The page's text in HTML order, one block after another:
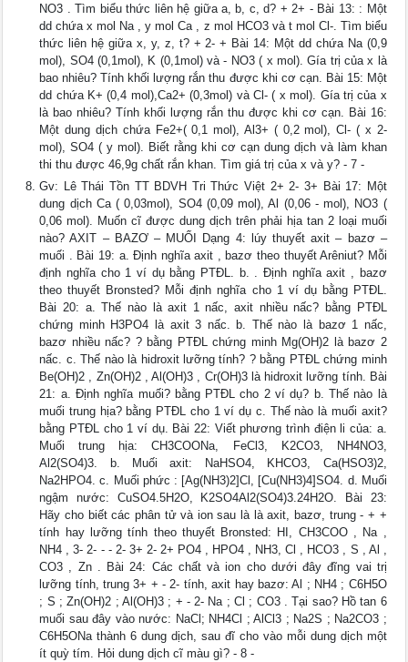
NO3 . Tìm biểu thức liên hệ giữa a, b, c, d? + 2+ - Bài 13: : Một
dd chứa x mol Na , y mol Ca , z mol HCO3 và t mol Cl-. Tìm biểu
thức liên hệ giữa x, y, z, t? + 2- + Bài 14: Một dd chứa Na (0,9
mol), SO4 (0,1mol), K (0,1mol) và - NO3 ( x mol). Gía trị của x là
bao nhiêu? Tính khối lượng rắn thu được khi cơ cạn. Bài 15: Một
dd chứa K+ (0,4 mol),Ca2+ (0,3mol) và Cl- ( x mol). Gía trị của x
là bao nhiêu? Tính khối lượng rắn thu được khi cơ cạn. Bài 16:
Một dung dịch chứa Fe2+( 0,1 mol), Al3+ ( 0,2 mol), Cl- ( x 2-
mol), SO4 ( y mol). Biết rằng khi cơ cạn dung dịch và làm khan
thi thu được 46,9g chất rắn khan. Tìm giá trị của x và y? - 7 -
Gv: Lê Thái Tồn TT BDVH Tri Thức Việt 2+ 2- 3+ Bài 17: Một
dung dịch Ca ( 0,03mol), SO4 (0,09 mol), Al (0,06 - mol), NO3 (
0,06 mol). Muốn cĩ được dung dịch trên phải hịa tan 2 loại muối
nào? AXIT – BAZƠ – MUỐI Dạng 4: lúy thuyết axit – bazơ –
muối . Bài 19: a. Định nghĩa axit , bazơ theo thuyết Arêniut? Mỗi
định nghĩa cho 1 ví dụ bằng PTĐL. b. . Định nghĩa axit , bazơ
theo thuyết Bronsted? Mỗi định nghĩa cho 1 ví dụ bằng PTĐL.
Bài 20: a. Thế nào là axit 1 nấc, axit nhiều nấc? bằng PTĐL
chứng minh H3PO4 là axit 3 nấc. b. Thế nào là bazơ 1 nấc,
bazơ nhiều nấc? ? bằng PTĐL chứng minh Mg(OH)2 là bazơ 2
nấc. c. Thế nào là hidroxit lưỡng tính? ? bằng PTĐL chứng minh
Be(OH)2 , Zn(OH)2 , Al(OH)3 , Cr(OH)3 là hidroxit lưỡng tính. Bài
21: a. Định nghĩa muối? bằng PTĐL cho 2 ví dụ? b. Thế nào là
muối trung hịa? bằng PTĐL cho 1 ví dụ c. Thế nào là muối axit?
bằng PTĐL cho 1 ví dụ. Bài 22: Viết phương trình điện li của: a.
Muối trung hịa: CH3COONa, FeCl3, K2CO3, NH4NO3,
Al2(SO4)3. b. Muối axit: NaHSO4, KHCO3, Ca(HSO3)2,
Na2HPO4. c. Muối phức : [Ag(NH3)2]Cl, [Cu(NH3)4]SO4. d. Muối
ngậm nước: CuSO4.5H2O, K2SO4Al2(SO4)3.24H2O. Bài 23:
Hãy cho biết các phân tử và ion sau là là axit, bazơ, trung - + +
tính hay lưỡng tính theo thuyết Bronsted: HI, CH3COO , Na ,
NH4 , 3- 2- - - 2- 3+ 2- 2+ PO4 , HPO4 , NH3, Cl , HCO3 , S , Al ,
CO3 , Zn . Bài 24: Các chất và ion cho dưới đây đĩng vai trị
lưỡng tính, trung 3+ + - 2- tính, axit hay bazơ: Al ; NH4 ; C6H5O
; S ; Zn(OH)2 ; Al(OH)3 ; + - 2- Na ; Cl ; CO3 . Tại sao? Hồ tan 6
muối sau đây vào nước: NaCl; NH4Cl ; AlCl3 ; Na2S ; Na2CO3 ;
C6H5ONa thành 6 dung dịch, sau đĩ cho vào mỗi dung dịch một
ít quỳ tím. Hỏi dung dịch cĩ màu gì? - 8 -